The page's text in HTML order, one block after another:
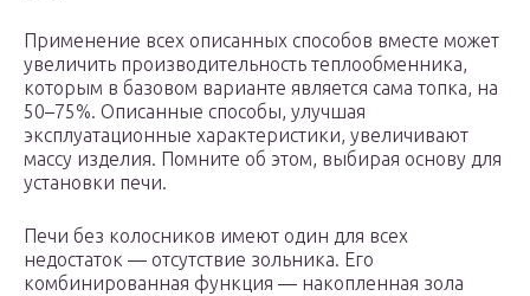
Применение всех описанных способов вместе может
увеличить производительность теплообменника,
которым в базовом варианте является сама топка, на
50–75%. Описанные способы, улучшая
эксплуатационные характеристики, увеличивают
массу изделия. Помните об этом, выбирая основу для
установки печи.
Печи без колосников имеют один для всех
недостаток — отсутствие зольника. Его
комбинированная функция — накопленная зола